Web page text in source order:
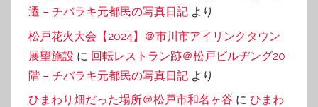
遷 – チバラキ元都民の写真日記 より
松戸花火大会【2024】＠市川市アイリンクタウン
展望施設 に 回転レストラン跡＠松戸ビルヂング20
階 – チバラキ元都民の写真日記 より
ひまわり畑だった場所＠松戸市和名ヶ谷 に ひまわ